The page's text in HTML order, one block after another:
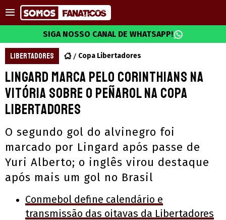
SIGA NOSSO CANAL DE WHATSAPP!
LIBERTADORES Copa Libertadores
Lingard marca pelo Corinthians na
vitória sobre o Peñarol na Copa
Libertadores
O segundo gol do alvinegro foi
marcado por Lingard após passe de
Yuri Alberto; o inglês virou destaque
após mais um gol no Brasil
Conmebol define calendário e
transmissão das oitavas da Libertadores